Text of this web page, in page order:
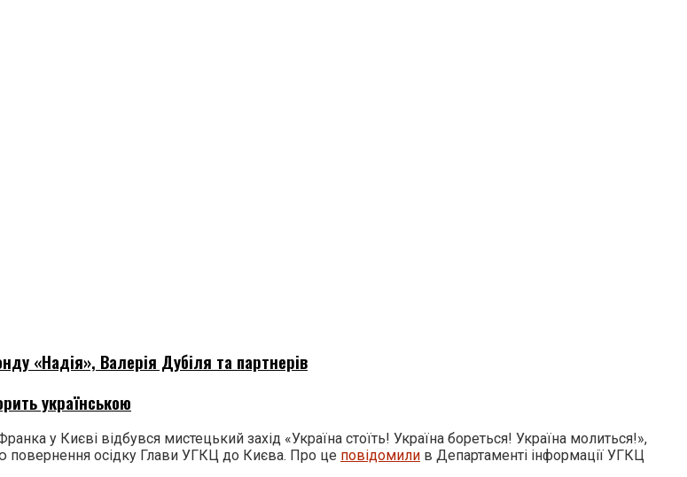
«Надія», Валерія Дубіля та партнерів
українською
у Києві відбувся мистецький захід «Україна стоїть! Україна бореться! Україна молиться!»,
повернення осідку Глави УГКЦ до Києва. Про це повідомили в Департаменті інформації УГКЦ